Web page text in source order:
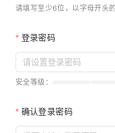
请填写至少6位，以字母开头
登录密码
安全等级：
确认登录密码